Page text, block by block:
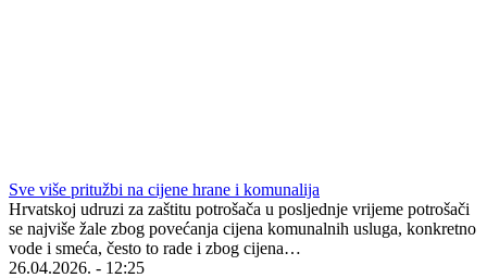
Sve više pritužbi na cijene hrane i komunalija
Hrvatskoj udruzi za zaštitu potrošača u posljednje vrijeme potrošači
se najviše žale zbog povećanja cijena komunalnih usluga, konkretno
vode i smeća, često to rade i zbog cijena…
26.04.2026. - 12:25